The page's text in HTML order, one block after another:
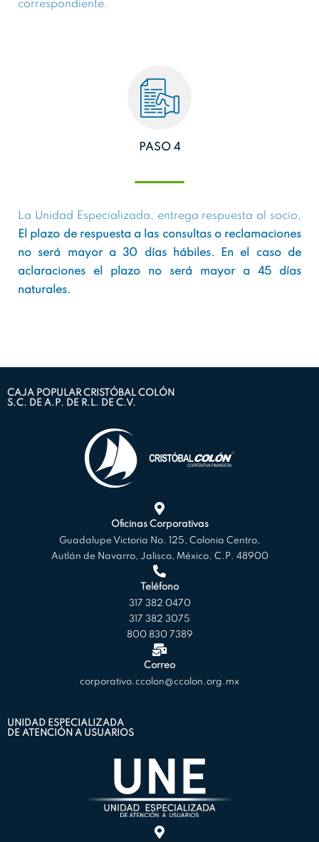
correspondiente.
PASO 4
La Unidad Especializada, entrega respuesta al socio,
El plazo de respuesta a las consultas o reclamaciones
no será mayor a 30 días hábiles. En el caso de
aclaraciones el plazo no será mayor a 45 días
naturales.
CAJA POPULAR CRISTÓBAL COLÓN
S.C. DE A.P. DE R.L. DE C.V.
Oficinas Corporativas
Guadalupe Victoria No. 125, Colonia Centro,
Autlán de Navarro, Jalisco, México. C.P. 48900
Teléfono
317 382 0470
317 382 3075
800 830 7389
Correo
corporativo.ccolon@ccolon.org.mx
UNIDAD ESPECIALIZADA
DE ATENCIÓN A USUARIOS